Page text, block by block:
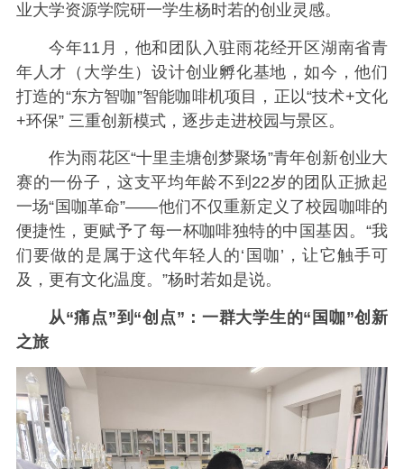
业大学资源学院研一学生杨时若的创业灵感。
今年11月，他和团队入驻雨花经开区湖南省青
年人才（大学生）设计创业孵化基地，如今，他们
打造的“东方智咖”智能咖啡机项目，正以“技术+文化
+环保” 三重创新模式，逐步走进校园与景区。
作为雨花区“十里圭塘创梦聚场”青年创新创业大
赛的一份子，这支平均年龄不到22岁的团队正掀起
一场“国咖革命”——他们不仅重新定义了校园咖啡的
便捷性，更赋予了每一杯咖啡独特的中国基因。“我
们要做的是属于这代年轻人的‘国咖’，让它触手可
及，更有文化温度。”杨时若如是说。
从“痛点”到“创点”：一群大学生的“国咖”创新
之旅